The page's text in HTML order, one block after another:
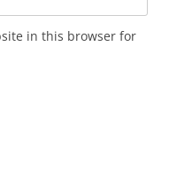
in this browser for